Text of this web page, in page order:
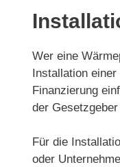
Wer eine
Installation
Finanzierung
der
Für die
oder